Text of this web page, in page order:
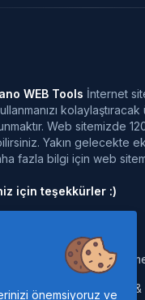
WEB Tools İnternet
Web sitemizde
Yakın gelecekte
fazla bilgi için web
için teşekkürler :)
Legal:
Terms
önemsiyoruz ve